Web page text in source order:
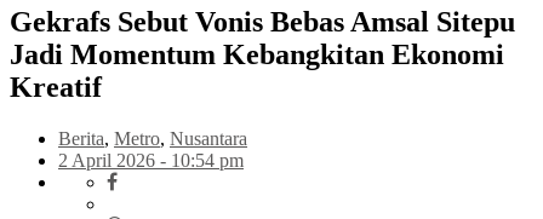
Gekrafs Sebut Vonis Bebas Amsal Sitepu
Jadi Momentum Kebangkitan Ekonomi
Kreatif
Berita, Metro, Nusantara
2 April 2026 - 10:54 pm